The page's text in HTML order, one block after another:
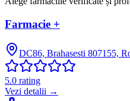
Farmacie +
DC86, Brahasesti 807155,
5.0 rating
Vezi detalii →